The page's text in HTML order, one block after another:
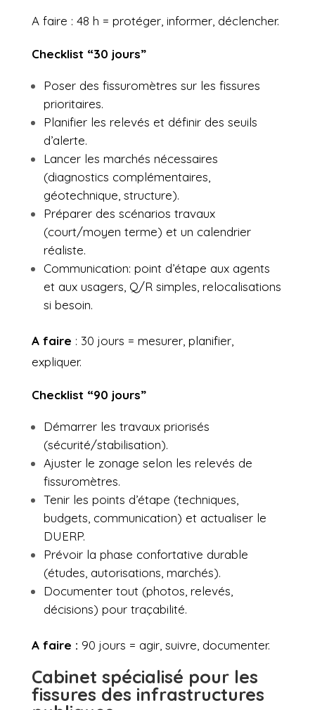
A faire : 48 h = protéger, informer, déclencher.
Checklist “30 jours”
Poser des fissuromètres sur les fissures
prioritaires.
Planifier les relevés et définir des seuils
d’alerte.
Lancer les marchés nécessaires
(diagnostics complémentaires,
géotechnique, structure).
Préparer des scénarios travaux
(court/moyen terme) et un calendrier
réaliste.
Communication: point d’étape aux agents
et aux usagers, Q/R simples, relocalisations
si besoin.
A faire : 30 jours = mesurer, planifier,
expliquer.
Checklist “90 jours”
Démarrer les travaux priorisés
(sécurité/stabilisation).
Ajuster le zonage selon les relevés de
fissuromètres.
Tenir les points d’étape (techniques,
budgets, communication) et actualiser le
DUERP.
Prévoir la phase confortative durable
(études, autorisations, marchés).
Documenter tout (photos, relevés,
décisions) pour traçabilité.
A faire : 90 jours = agir, suivre, documenter.
Cabinet spécialisé pour les
fissures des infrastructures